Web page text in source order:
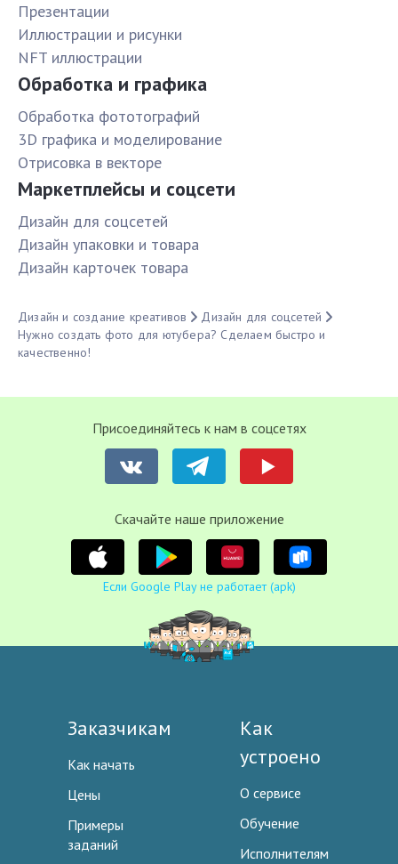
Презентации
Иллюстрации и рисунки
NFT иллюстрации
Обработка и графика
Обработка фототографий
3D графика и моделирование
Отрисовка в векторе
Маркетплейсы и соцсети
Дизайн для соцсетей
Дизайн упаковки и товара
Дизайн карточек товара
Дизайн и создание креативов
Дизайн для соцсетей
Нужно создать фото для ютубера? Сделаем быстро и
качественно!
Присоединяйтесь к нам в соцсетях
Cкачайте наше приложение
Если Google Play не работает (apk)
Заказчикам
Как начать
Цены
Примеры
заданий
Как
устроено
О сервисе
Обучение
Исполнителям